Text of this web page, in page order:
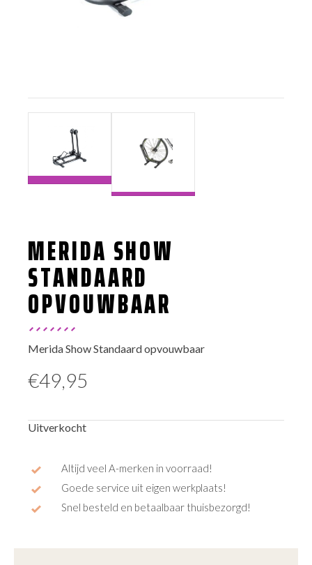
MERIDA SHOW
STANDAARD
OPVOUWBAAR
Merida Show Standaard opvouwbaar
€49,95
Uitverkocht
Altijd veel A-merken in voorraad!
Goede service uit eigen werkplaats!
Snel besteld en betaalbaar thuisbezorgd!